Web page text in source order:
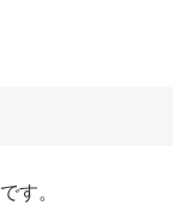
す。